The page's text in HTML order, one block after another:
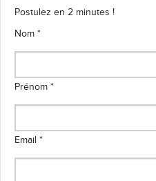
Postulez en 2 minutes !
Nom *
Prénom *
Email *